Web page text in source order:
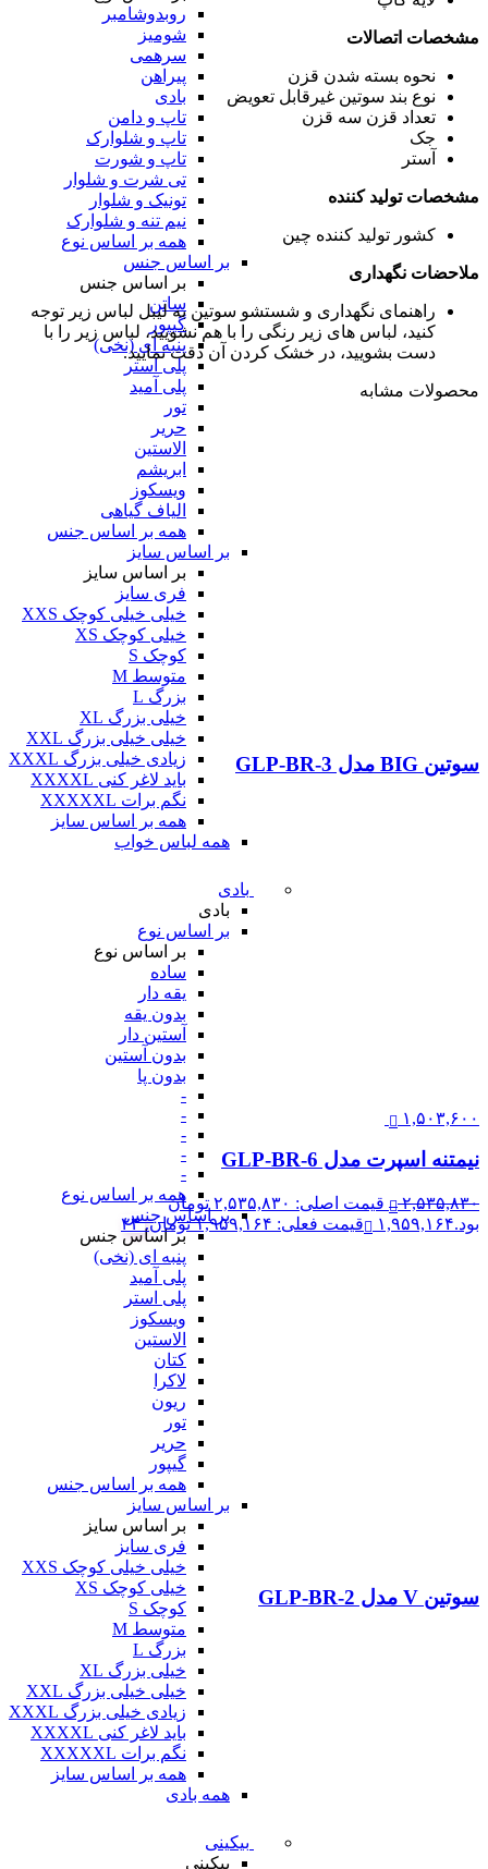
روبدوشامبر
شومیز
سرهمی
پیراهن
بادی
تاپ و دامن
تاپ و شلوارک
تاپ و شورت
تی شرت و شلوار
تونیک و شلوار
نیم تنه و شلوارک
همه بر اساس نوع
بر اساس جنس
بر اساس جنس
ساتن
گیپور
پنبه ای (نخی)
پلی استر
پلی آمید
تور
حریر
الاستین
ابریشم
ویسکوز
الیاف گیاهی
همه بر اساس جنس
بر اساس سایز
بر اساس سایز
فری سایز
خیلی خیلی کوچک XXS
خیلی کوچک XS
کوچک S
متوسط M
بزرگ L
خیلی بزرگ XL
خیلی خیلی بزرگ XXL
زیادی خیلی بزرگ XXXL
باید لاغر کنی XXXXL
نگم برات XXXXXL
همه بر اساس سایز
همه لباس خواب
بادی
بادی
بر اساس نوع
بر اساس نوع
ساده
یقه دار
بدون یقه
آستین دار
بدون آستین
بدون پا
-
-
-
-
-
همه بر اساس نوع
بر اساس جنس
بر اساس جنس
پنبه ای (نخی)
پلی آمید
پلی استر
ویسکوز
الاستین
کتان
لاکرا
ریون
تور
حریر
گیپور
همه بر اساس جنس
بر اساس سایز
بر اساس سایز
فری سایز
خیلی خیلی کوچک XXS
خیلی کوچک XS
کوچک S
متوسط M
بزرگ L
خیلی بزرگ XL
خیلی خیلی بزرگ XXL
زیادی خیلی بزرگ XXXL
باید لاغر کنی XXXXL
نگم برات XXXXXL
همه بر اساس سایز
همه بادی
بیکینی
بیکینی
مشخصات اتصالات
نحوه بسته شدن قزن
نوع بند سوتین غیرقابل تعویض
تعداد قزن سه قزن
جک
آستر
مشخصات تولید کننده
کشور تولید کننده چین
ملاحضات نگهداری
راهنمای نگهداری و شستشو سوتین به لیبل لباس زیر توجه
کنید، لباس های زیر رنگی را با هم نشویید، لباس زیر را با
دست بشویید، در خشک کردن آن دقت نمایید.
محصولات مشابه
سوتین BIG مدل GLP-BR-3
۱,۵۰۳,۶۰۰
نیمتنه اسپرت مدل GLP-BR-6
۲,۵۳۵,۸۳۰
قیمت اصلی: ۲,۵۳۵,۸۳۰ تومان
بود.۱,۹۵۹,۱۶۴ قیمت فعلی: ۱,۹۵۹,۱۶۴ تومان. ۲۳
سوتین V مدل GLP-BR-2